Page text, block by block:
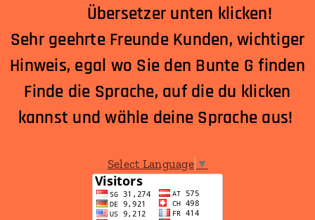
Übersetzer unten klicken!
Sehr geehrte Freunde Kunden, wichtiger
Hinweis, egal wo Sie den Bunte G finden
Finde die Sprache, auf die du klicken
kannst und wähle deine Sprache aus!
Select Language ▼